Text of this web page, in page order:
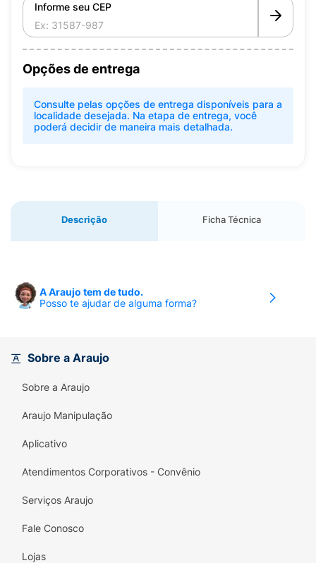
Informe seu CEP
Opções de entrega
Consulte pelas opções de entrega disponíveis para a
localidade desejada. Na etapa de entrega, você
poderá decidir de maneira mais detalhada.
Descrição Ficha Técnica
A Araujo tem de tudo.
Posso te ajudar de alguma forma?
Sobre a Araujo
Sobre a Araujo
Araujo Manipulação
Aplicativo
Atendimentos Corporativos - Convênio
Serviços Araujo
Fale Conosco
Lojas